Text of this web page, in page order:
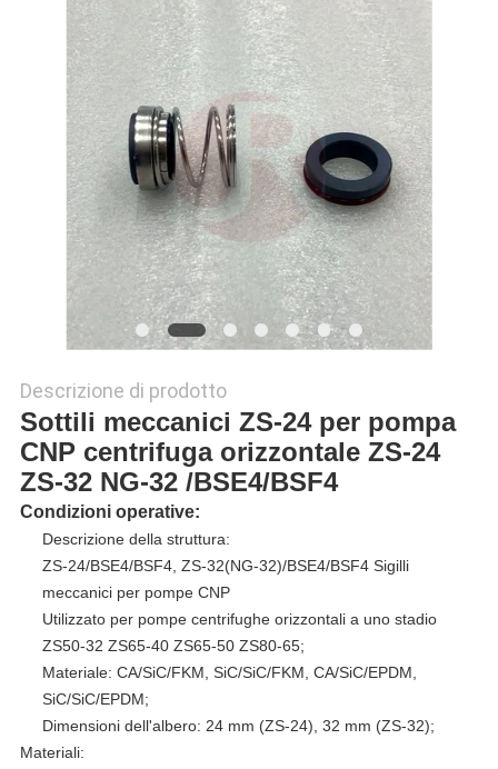
PRIVACY
POLICY
Descrizione di prodotto
Sottili meccanici ZS-24 per pompa
CNP centrifuga orizzontale ZS-24
ZS-32 NG-32 /BSE4/BSF4
Condizioni operative:
Descrizione della struttura:
ZS-24/BSE4/BSF4, ZS-32(NG-32)/BSE4/BSF4 Sigilli
meccanici per pompe CNP
Utilizzato per pompe centrifughe orizzontali a uno stadio
ZS50-32 ZS65-40 ZS65-50 ZS80-65;
Materiale: CA/SiC/FKM, SiC/SiC/FKM, CA/SiC/EPDM,
SiC/SiC/EPDM;
Dimensioni dell'albero: 24 mm (ZS-24), 32 mm (ZS-32);
Materiali: